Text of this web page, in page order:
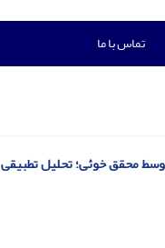
تماس با ما
محقق خوئی؛ تحلیل تطبیقی